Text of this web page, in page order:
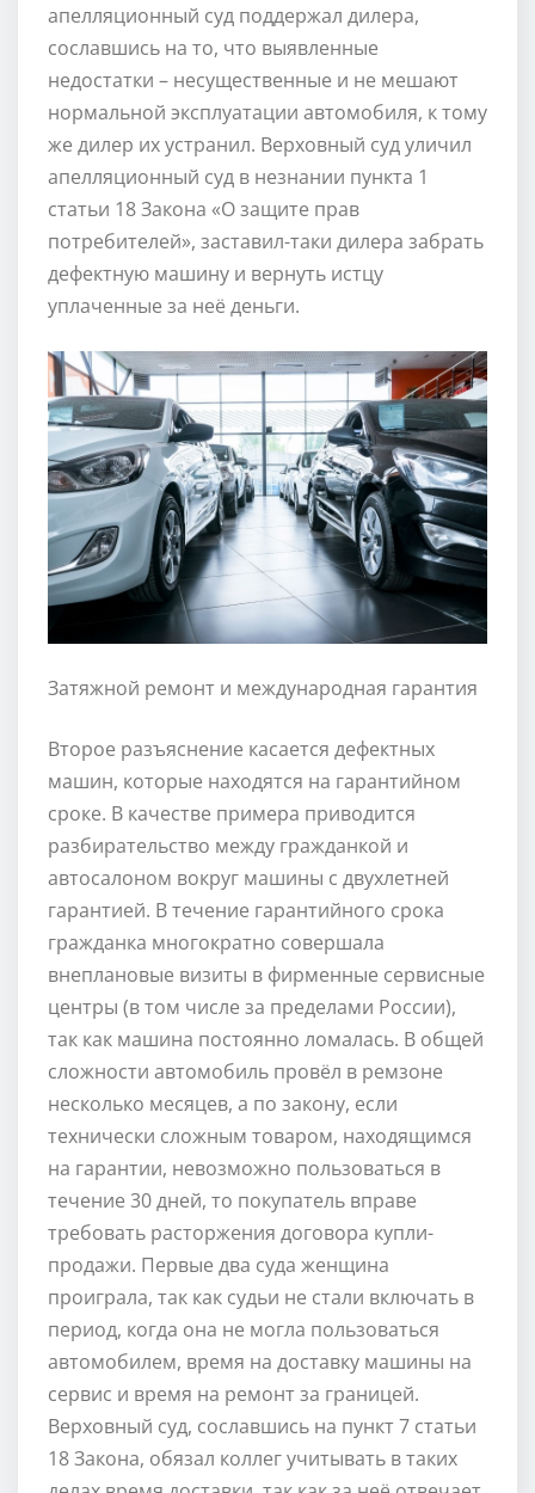
апелляционный суд поддержал дилера,
сославшись на то, что выявленные
недостатки – несущественные и не мешают
нормальной эксплуатации автомобиля, к тому
же дилер их устранил. Верховный суд уличил
апелляционный суд в незнании пункта 1
статьи 18 Закона «О защите прав
потребителей», заставил-таки дилера забрать
дефектную машину и вернуть истцу
уплаченные за неё деньги.
Затяжной ремонт и международная гарантия
Второе разъяснение касается дефектных
машин, которые находятся на гарантийном
сроке. В качестве примера приводится
разбирательство между гражданкой и
автосалоном вокруг машины с двухлетней
гарантией. В течение гарантийного срока
гражданка многократно совершала
внеплановые визиты в фирменные сервисные
центры (в том числе за пределами России),
так как машина постоянно ломалась. В общей
сложности автомобиль провёл в ремзоне
несколько месяцев, а по закону, если
технически сложным товаром, находящимся
на гарантии, невозможно пользоваться в
течение 30 дней, то покупатель вправе
требовать расторжения договора купли-
продажи. Первые два суда женщина
проиграла, так как судьи не стали включать в
период, когда она не могла пользоваться
автомобилем, время на доставку машины на
сервис и время на ремонт за границей.
Верховный суд, сославшись на пункт 7 статьи
18 Закона, обязал коллег учитывать в таких